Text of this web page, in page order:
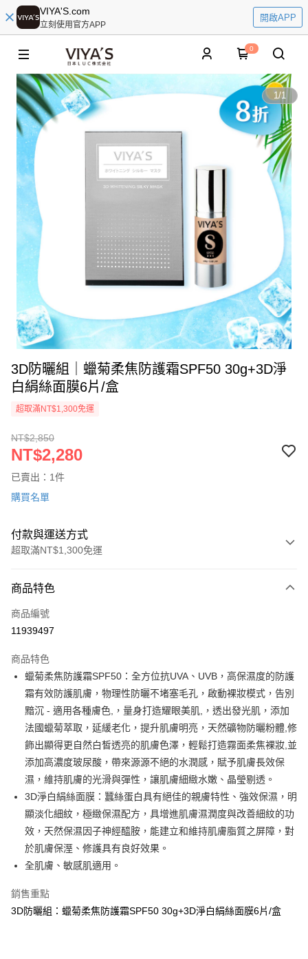
VIYA'S.com
立刻使用官方APP
開啟APP
0
1/1
3D防曬組｜蠟菊柔焦防護霜SPF50 30g+3D淨
白絹絲面膜6片/盒
超取滿NT$1,300免運
NT$2,850
NT$2,280
已賣出：1件
購買名單
付款與運送方式
超取滿NT$1,300免運
信用卡一次付款
信用卡分期付款
合作金庫商業銀行
華南商業銀行
彰化商業銀行
上海商業儲蓄銀行
台北富邦商業銀行
國泰世華商業銀行
兆豐國際商業銀行
臺灣中小企業銀行
台中商業銀行
匯豐（台灣）商業銀行
華泰商業銀行
聯邦商業銀行
遠東國際商業銀行
元大商業銀行
永豐商業銀行
玉山商業銀行
星展（台灣）商業銀行
台新國際商業銀行
中國信託商業銀行
台灣樂天信用卡公司
超商取貨付款
LINE Pay
Apple Pay
街口支付
Google Pay
AFTEE先享後付
相關說明
AFTEE先享後付是「在收到商品之後才付款」的支付方式。 讓您購物簡單
便利好安心！
１．簡單：不需註冊會員、不需綁卡、不需儲值。
ATM付款
商品特色
商品編號
11939497
商品特色
蠟菊柔焦防護霜SPF50：全方位抗UVA、UVB，高保濕度的防護
霜有效防護肌膚，物理性防曬不堵塞毛孔，啟動裸妝模式，告別
黯沉 - 適用各種膚色,，量身打造耀眼美肌,，透出發光肌，添加
法國蠟菊萃取，延緩老化，提升肌膚明亮，天然礦物防曬粉體,修
飾出顯得更自然白皙透亮的肌膚色澤，輕鬆打造霧面柔焦裸妝,並
添加高濃度玻尿酸，帶來源源不絕的水潤感，賦予肌膚長效保
濕，維持肌膚的光滑與彈性，讓肌膚細緻水嫩、晶瑩剔透。
3D淨白絹絲面膜：蠶絲蛋白具有絕佳的親膚特性、強效保濕，明
顯淡化細紋，極緻保濕配方，具增進肌膚濕潤度與改善細紋的功
效，天然保濕因子神經醯胺，能建立和維持肌膚脂質之屏障，對
於肌膚保溼、修護具有良好效果。
全肌膚、敏感肌適用。
銷售重點
3D防曬組：蠟菊柔焦防護霜SPF50 30g+3D淨白絹絲面膜6片/盒